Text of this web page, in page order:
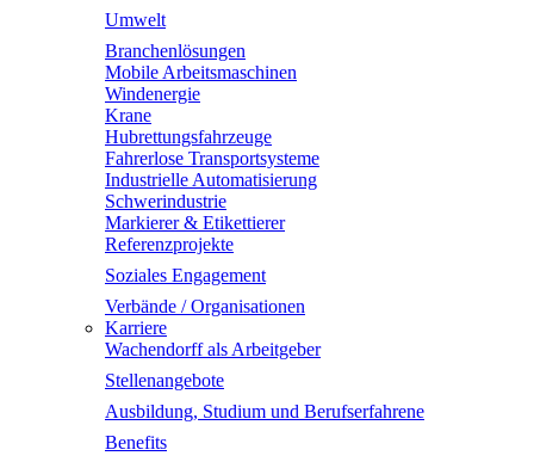
Umwelt
Branchenlösungen
Mobile Arbeitsmaschinen
Windenergie
Krane
Hubrettungsfahrzeuge
Fahrerlose Transportsysteme
Industrielle Automatisierung
Schwerindustrie
Markierer & Etikettierer
Referenzprojekte
Soziales Engagement
Verbände / Organisationen
Karriere
Wachendorff als Arbeitgeber
Stellenangebote
Ausbildung, Studium und Berufserfahrene
Benefits